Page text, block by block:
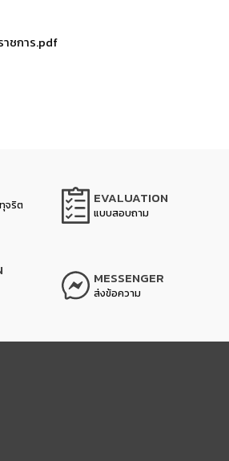
าชการ.pdf
จริต
EVALUATION
แบบสอบถาม
MESSENGER
ส่งข้อความ